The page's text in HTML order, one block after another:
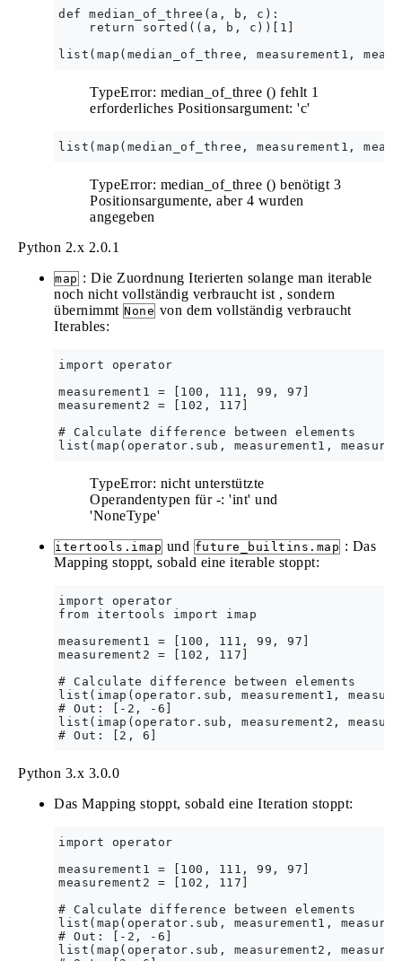
def median_of_three(a, b, c):
    return sorted((a, b, c))[1]
TypeError: median_of_three () fehlt 1
erforderliches Positionsargument: 'c'
TypeError: median_of_three () benötigt 3
Positionsargumente, aber 4 wurden
angegeben
Python 2.x 2.0.1
map : Die Zuordnung Iterierten solange man iterable
noch nicht vollständig verbraucht ist , sondern
übernimmt None von dem vollständig verbraucht
Iterables:
import operator
measurement1 = [100, 111, 99, 97]
measurement2 = [102, 117]
# Calculate difference between elements
TypeError: nicht unterstützte
Operandentypen für -: 'int' und
'NoneType'
itertools.imap und future_builtins.map : Das
Mapping stoppt, sobald eine iterable stoppt:
import operator
from itertools import imap
measurement1 = [100, 111, 99, 97]
measurement2 = [102, 117]
# Calculate difference between elements
list(imap(operator.sub, measurement1,
# Out: [-2, -6]
list(imap(operator.sub, measurement2,
Python 3.x 3.0.0
Das Mapping stoppt, sobald eine Iteration stoppt:
import operator
measurement1 = [100, 111, 99, 97]
measurement2 = [102, 117]
# Calculate difference between elements
list(map(operator.sub, measurement1,
# Out: [-2, -6]
list(map(operator.sub, measurement2,